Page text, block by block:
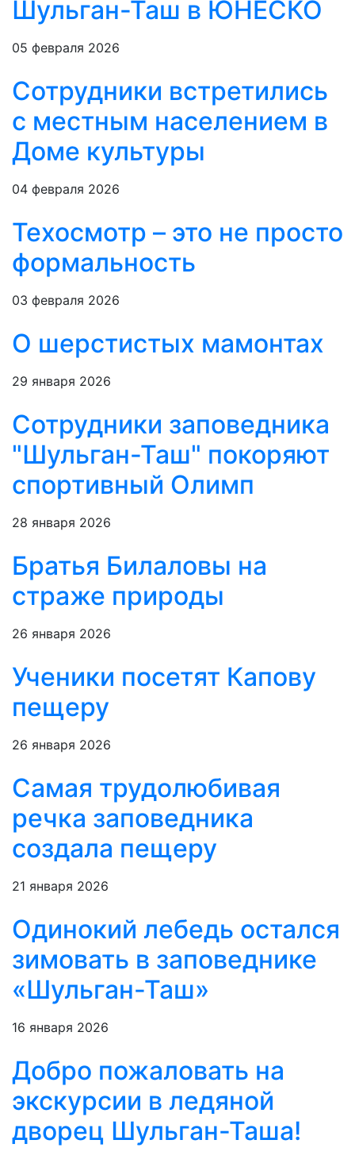
Шульган-Таш в ЮНЕСКО
05 февраля 2026
Сотрудники встретились
с местным населением в
Доме культуры
04 февраля 2026
Техосмотр – это не просто
формальность
03 февраля 2026
О шерстистых мамонтах
29 января 2026
Сотрудники заповедника
"Шульган-Таш" покоряют
спортивный Олимп
28 января 2026
Братья Билаловы на
страже природы
26 января 2026
Ученики посетят Капову
пещеру
26 января 2026
Самая трудолюбивая
речка заповедника
создала пещеру
21 января 2026
Одинокий лебедь остался
зимовать в заповеднике
«Шульган-Таш»
16 января 2026
Добро пожаловать на
экскурсии в ледяной
дворец Шульган-Таша!